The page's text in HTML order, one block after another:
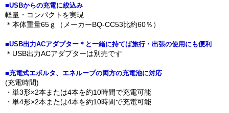
■USBからの充電に絞込み
軽量・コンパクトを実現
＊本体重量65ｇ（メーカーBQ-CC53比約60％）
■USB出力ACアダプター＊と一緒に持てば旅行・出張の使用にも便利
＊USB出力ACアダプターは別売です
■充電式エボルタ、エネループの両方の充電池に対応
(充電時間)
・単3形×2本または4本を約10時間で充電可能
・単4形×2本または4本を約10時間で充電可能